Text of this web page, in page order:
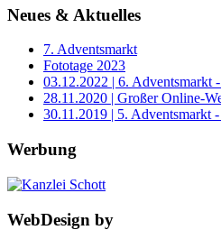
Neues & Aktuelles
7. Adventsmarkt
Fototage 2023
03.12.2022 | 6. Adventsmarkt
28.11.2020 | Großer Online-
30.11.2019 | 5. Adventsmarkt
Werbung
WebDesign by